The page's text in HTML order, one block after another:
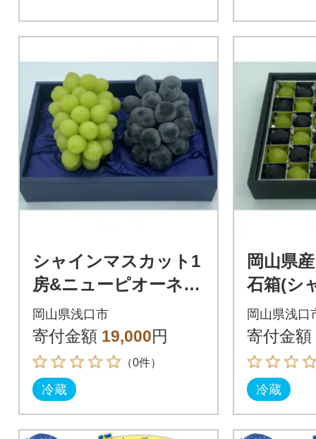
シャインマスカット1
房&ニューピオーネ又
はオーロラブラック1
房(1房500g前後)
岡山県浅口市
寄付金額 19,000円
（0件）
冷蔵
岡山県
石箱(シ
ットと
ネ又は
ック)36
岡山県浅口
寄付金額
冷蔵